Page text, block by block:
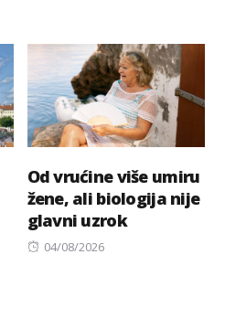
Od vrućine više umiru
žene, ali biologija nije
glavni uzrok
Posted
04/08/2026